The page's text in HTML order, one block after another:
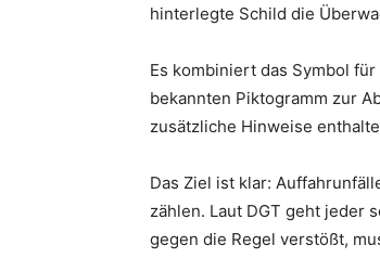
hinterlegte Schild die
Es kombiniert das Symbol
bekannten Piktogramm zur
zusätzliche Hinweise
Das Ziel ist klar:
zählen. Laut DGT geht jeder
gegen die Regel verstößt,